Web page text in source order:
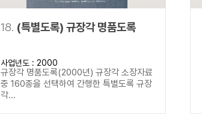
18. (특별도록) 규장각 명품도록
사업년도 : 2000
규장각 명품도록(2000년) 규장각 소장자료
중 160종을 선택하여 간행한 특별도록 규장
각...